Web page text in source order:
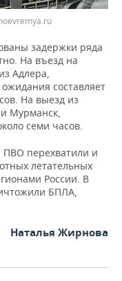
задержки ряда
На въезд на
Адлера,
составляет
На выезд из
Мурманск,
семи часов.
ПВО перехватили и
летательных
России. В
БПЛА,
Наталья Жирнова